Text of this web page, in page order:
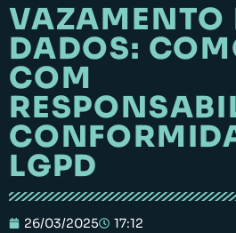
VAZAMENTO
DADOS:
COM
LGPD
26/03/2025 17:12